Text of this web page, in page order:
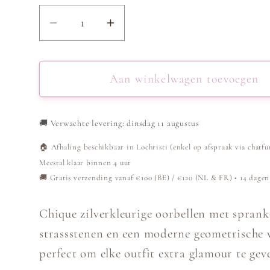
Aantal
verlagen
voor
Oorbellen
Sophia
-
Zilver
Aantal
verhogen
voor
Oorbellen
Sophia
-
Zilver
Aan winkelwagen toevoegen
🚚 Verwachte levering: dinsdag 11 augustus
🏠 Afhaling beschikbaar in Lochristi (enkel op afspraak via
Meestal klaar binnen 4 uur
🚚 Gratis verzending vanaf €100 (BE) / €120 (NL & FR) • 14
Chique zilverkleurige oorbellen met
strassstenen en een moderne
perfect om elke outfit extra glamour te